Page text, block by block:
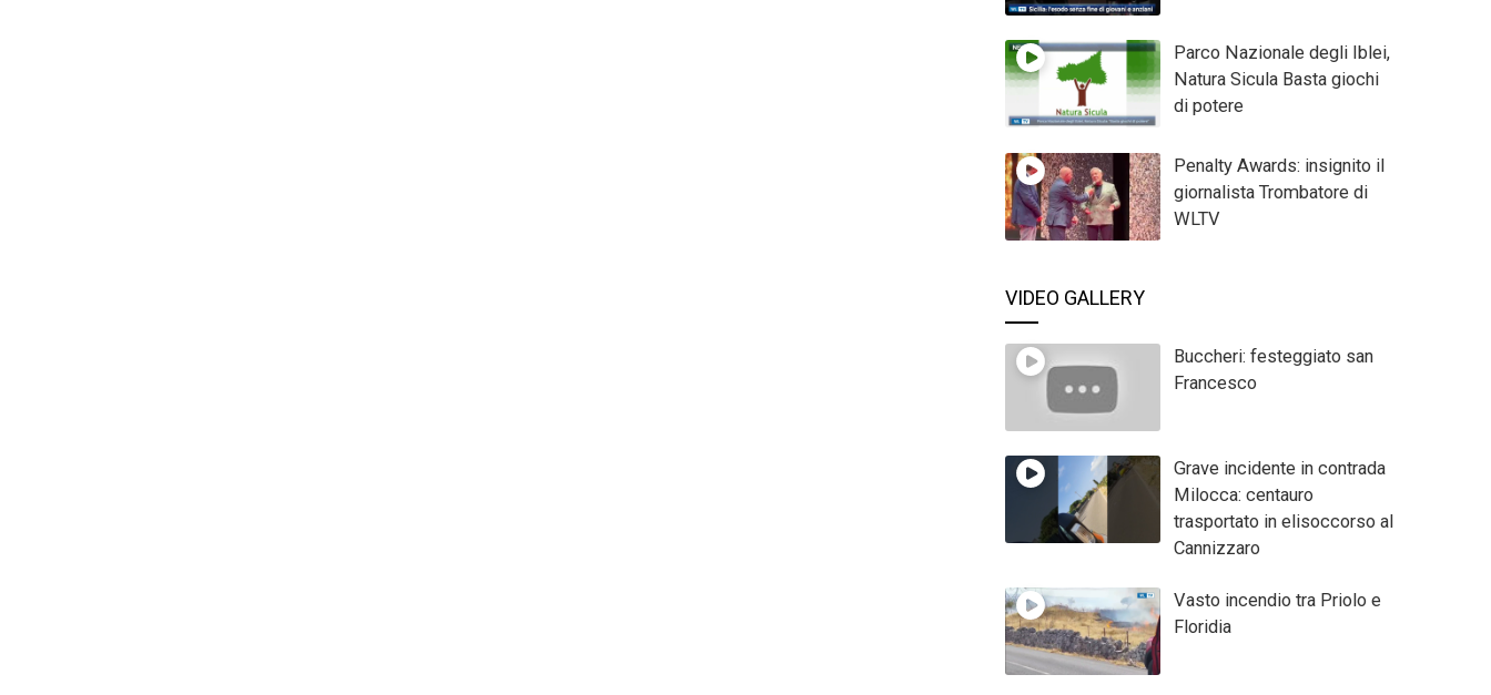
Parco Nazionale degli Iblei,
Natura Sicula Basta giochi
di potere
Penalty Awards: insignito il
giornalista Trombatore di
WLTV
VIDEO GALLERY
Buccheri: festeggiato san
Francesco
Grave incidente in contrada
Milocca: centauro
trasportato in elisoccorso al
Cannizzaro
Vasto incendio tra Priolo e
Floridia